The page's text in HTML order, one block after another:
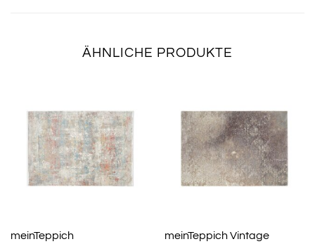
ÄHNLICHE PRODUKTE
meinTeppich
meinTeppich Vintage